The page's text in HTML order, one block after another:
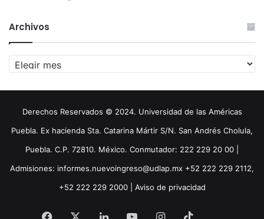
Archivos
Archivos
Derechos Reservados © 2024. Universidad de las Américas
Puebla. Ex hacienda Sta. Catarina Mártir S/N. San Andrés Cholula,
Puebla. C.P. 72810. México. Conmutador: 222 229 20 00 |
Admisiones: informes.nuevoingreso@udlap.mx +52 222 229 2112,
+52 222 229 2000 | Aviso de privacidad
Facebook LinkedInYouTubeInstagram